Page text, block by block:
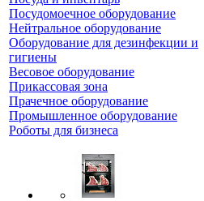
Посудомоечное оборудование
Нейтральное оборудование
Оборудование для дезинфекции и
гигиены
Весовое оборудование
Прикассовая зона
Прачечное оборудование
Промышленное оборудование
Роботы для бизнеса